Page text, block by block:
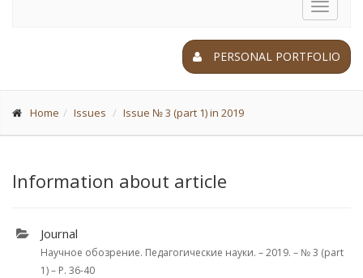
Toggle
PERSONAL PORTFOLIO
Home Issues Issue № 3 (part 1) in 2019
Information about article
Journal
Научное обозрение. Педагогические науки. – 2019. – № 3 (part
1) – P. 36-40